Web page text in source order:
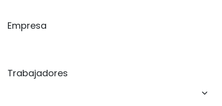
Empresa
Trabajadores